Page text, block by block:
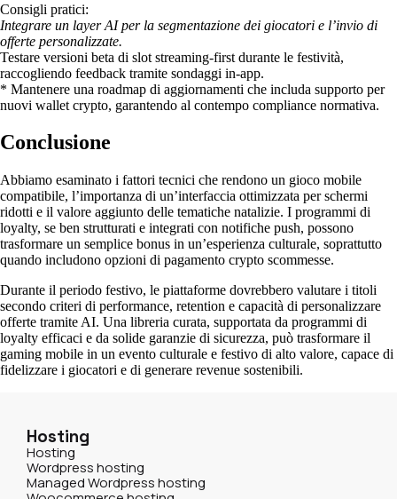
Consigli pratici:
Integrare un layer AI per la segmentazione dei giocatori e l’invio di
offerte personalizzate.
Testare versioni beta di slot streaming‑first durante le festività,
raccogliendo feedback tramite sondaggi in‑app.
* Mantenere una roadmap di aggiornamenti che includa supporto per
nuovi wallet crypto, garantendo al contempo compliance normativa.
Conclusione
Abbiamo esaminato i fattori tecnici che rendono un gioco mobile
compatibile, l’importanza di un’interfaccia ottimizzata per schermi
ridotti e il valore aggiunto delle tematiche natalizie. I programmi di
loyalty, se ben strutturati e integrati con notifiche push, possono
trasformare un semplice bonus in un’esperienza culturale, soprattutto
quando includono opzioni di pagamento crypto scommesse.
Durante il periodo festivo, le piattaforme dovrebbero valutare i titoli
secondo criteri di performance, retention e capacità di personalizzare
offerte tramite AI. Una libreria curata, supportata da programmi di
loyalty efficaci e da solide garanzie di sicurezza, può trasformare il
gaming mobile in un evento culturale e festivo di alto valore, capace di
fidelizzare i giocatori e di generare revenue sostenibili.
Hosting
Hosting
Wordpress hosting
Managed Wordpress hosting